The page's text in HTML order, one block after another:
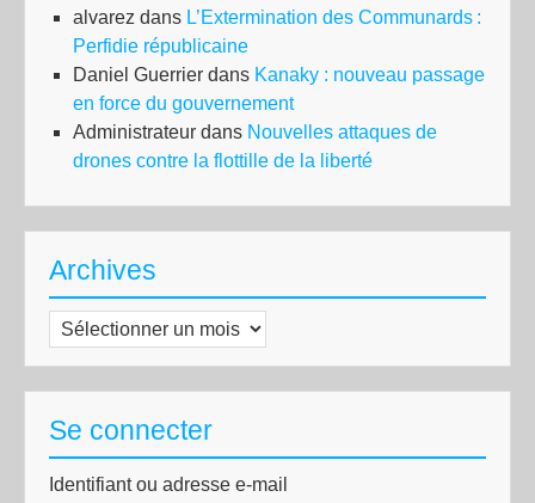
alvarez dans L’Extermination des Communards :
Perfidie républicaine
Daniel Guerrier dans Kanaky : nouveau passage
en force du gouvernement
Administrateur dans Nouvelles attaques de
drones contre la flottille de la liberté
Archives
Archives
Se connecter
Identifiant ou adresse e-mail